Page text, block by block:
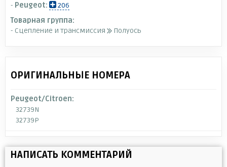
- Peugeot:
206
Товарная группа:
- Сцепление и трансмиссия
Полуось
ОРИГИНАЛЬНЫЕ НОМЕРА
Peugeot/Citroen:
32739N
32739P
НАПИСАТЬ КОММЕНТАРИЙ